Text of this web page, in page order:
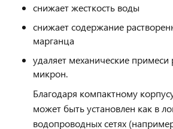
снижаетжесткость воды
снижает содержание
марганца
удаляет механические примеси
микрон.
Благодаря компактному
может быть установлен как в
водопроводных сетях